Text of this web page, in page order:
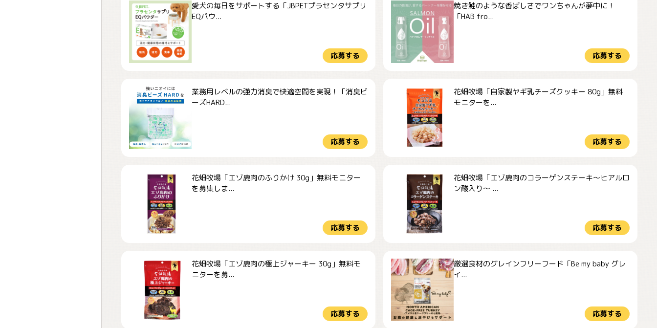
愛犬の毎日をサポートする「JBPETプラセンタサプリ
EQパウ...
応募する
焼き鮭のような香ばしさでワンちゃんが夢中に！
「HAB fro...
応募する
業務用レベルの強力消臭で快適空間を実現！「消臭ビ
ーズHARD...
応募する
花畑牧場「自家製ヤギ乳チーズクッキー 80g」無料
モニターを...
応募する
花畑牧場「エゾ鹿肉のふりかけ 30g」無料モニター
を募集しま...
応募する
花畑牧場「エゾ鹿肉のコラーゲンステーキ～ヒアルロ
ン酸入り～ ...
応募する
花畑牧場「エゾ鹿肉の極上ジャーキー 30g」無料モ
ニターを募...
応募する
厳選食材のグレインフリーフード「Be my baby グレ
イ...
応募する